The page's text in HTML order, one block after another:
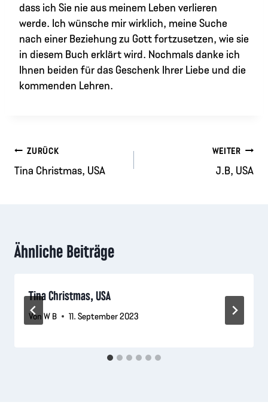
dass ich Sie nie aus meinem Leben verlieren
werde. Ich wünsche mir wirklich, meine Suche
nach einer Beziehung zu Gott fortzusetzen, wie sie
in diesem Buch erklärt wird. Nochmals danke ich
Ihnen beiden für das Geschenk Ihrer Liebe und die
kommenden Lehren.
Beitragsnavigation
ZURÜCK
Tina Christmas, USA
WEITER
J.B, USA
Ähnliche Beiträge
Tina Christmas, USA
Von W B 11. September 2023